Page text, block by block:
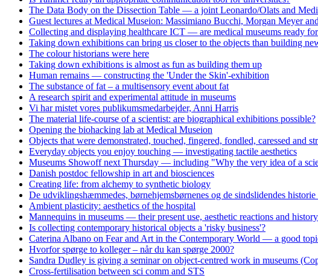
The Data Body on the Dissection Table — a joint Leonardo/Olats and
Guest lectures at Medical Museion: Massimiano Bucchi, Morgan Meyer
Collecting and displaying healthcare ICT — are medical museums ready
Taking down exhibitions can bring us closer to the objects than building
The colour historians were here
Taking down exhibitions is almost as fun as building them up
Human remains — constructing the 'Under the Skin'-exhibition
The substance of fat – a multisensory event about fat
A research spirit and experimental attitude in museums
Vi har mistet vores publikumsmedarbejder, Anni Harris
The material life-course of a scientist: are biographical exhibitions possible?
Opening the biohacking lab at Medical Museion
Objects that were demonstrated, touched, fingered, fondled, caressed and
Everyday objects you enjoy touching — investigating tactile aesthetics
Museums Showoff next Thursday — including "Why the very idea of a
Danish postdoc fellowship in art and biosciences
Creating life: from alchemy to synthetic biology
De udviklingshæmmedes, børnehjemsbørnenes og de sindslidendes
Ambient plasticity: aesthetics of the hospital
Mannequins in museums — their present use, aesthetic reactions and history
Is collecting contemporary historical objects a 'risky business'?
Caterina Albano on Fear and Art in the Contemporary World — a good
Hvorfor spørge to kolleger – når du kan spørge 2000?
Sandra Dudley is giving a seminar on object-centred work in museums
Cross-fertilisation between sci comm and STS